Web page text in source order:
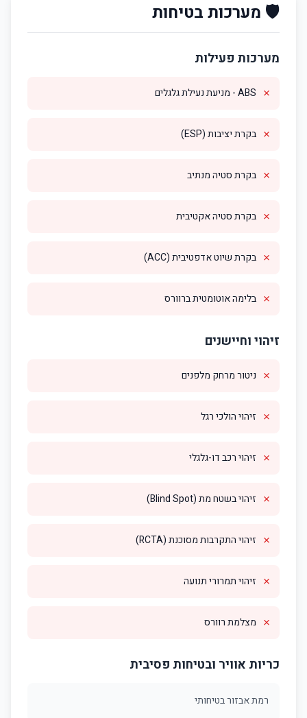
🛡️ מערכות בטיחות
מערכות פעילות
✗ ABS - מניעת נעילת גלגלים
✗ בקרת יציבות (ESP)
✗ בקרת סטיה מנתיב
✗ בקרת סטיה אקטיבית
✗ בקרת שיוט אדפטיבית (ACC)
✗ בלימה אוטומטית ברוורס
זיהוי וחיישנים
✗ ניטור מרחק מלפנים
✗ זיהוי הולכי רגל
✗ זיהוי רכב דו-גלגלי
✗ זיהוי בשטח מת (Blind Spot)
✗ זיהוי התקרבות מסוכנת (RCTA)
✗ זיהוי תמרורי תנועה
✗ מצלמת רוורס
כריות אוויר ובטיחות פסיבית
רמת אבזור בטיחותי